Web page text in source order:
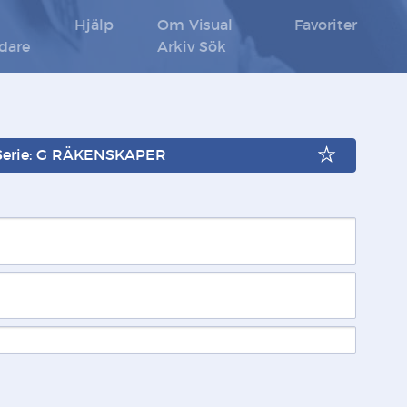
Hjälp
Om Visual
Arkiv Sök
Favoriter
G RÄKENSKAPER